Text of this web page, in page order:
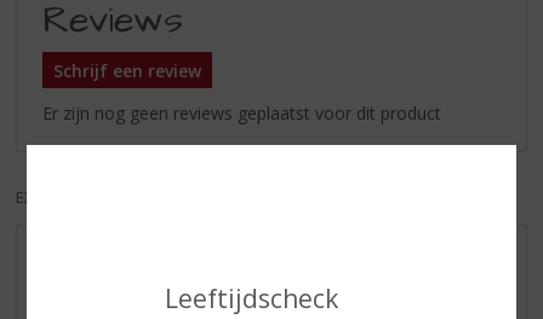
Leeftijdscheck
Reviews
Schrijf een review
Er zijn nog geen reviews geplaatst voor dit product
EXCL. BTW
NIEUWE BIEREN